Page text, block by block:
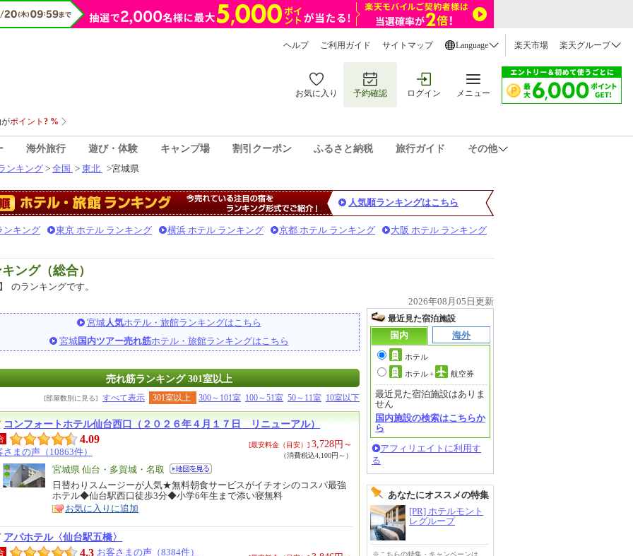
ヘルプ ご利用ガイド サイトマップ Language 楽天市場 楽天グループ
お気に入り 予約確認 ログイン メニュー
海外旅行 遊び・体験 キャンプ場 割引クーポン ふるさと納税 旅行ガイド
その他
ンキング > 全国 > 東北 >宮城県
人気順ランキングはこちら
ンキング 東京 ホテル ランキング 横浜 ホテル ランキング 京都 ホテル ランキング 大阪 ホテル ランキング
ング（総合）
のランキングです。
2026年08月05日更新
宮城人気ホテル・旅館ランキングはこちら
宮城国内ツアー売れ筋ホテル・旅館ランキングはこちら
売れ筋ランキング 301室以上
[部屋数別に見る] すべて表示 301室以上 300～101室 100～51室 50～11室 10室以下
コンフォートホテル仙台西口（２０２６年４月１７日 リニューアル）
4.09
さまの声（10863件）
[最安料金（目安）] 3,728円～
（消費税込4,100円～）
エ
リ
ア
宮城県 仙台・多賀城・名取
特
徴
日替わりスムージーが人気★無料朝食サービスがイチオシのコスパ最強
ホテル◆仙台駅西口徒歩3分◆小学6年生まで添い寝無料
お気に入りに追加
アパホテル〈仙台駅五橋〉
4.3 お客さまの声（8384件）
最近見た宿泊施設
国内
海外
ホテル
ホテル+ 航空券
最近見た宿泊施設はありま
せん
国内施設の検索はこちらか
ら
アフィリエイトに利用す
る
あなたにオススメの特集
[PR] ホテルモント
レグループ
※こちらの特集・キャンペーンは、